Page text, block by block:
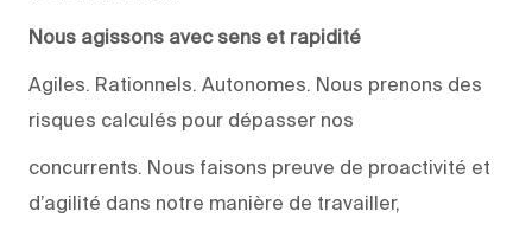
Nous agissons avec sens et rapidité
Agiles. Rationnels. Autonomes. Nous prenons des
risques calculés pour dépasser nos
concurrents. Nous faisons preuve de proactivité et
d’agilité dans notre manière de travailler,